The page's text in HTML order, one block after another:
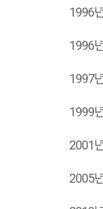
1996
1996
1997
1999
2001
2005